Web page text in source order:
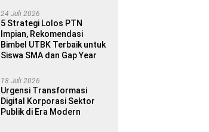
24 Juli 2026
5 Strategi Lolos PTN
Impian, Rekomendasi
Bimbel UTBK Terbaik untuk
Siswa SMA dan Gap Year
18 Juli 2026
Urgensi Transformasi
Digital Korporasi Sektor
Publik di Era Modern